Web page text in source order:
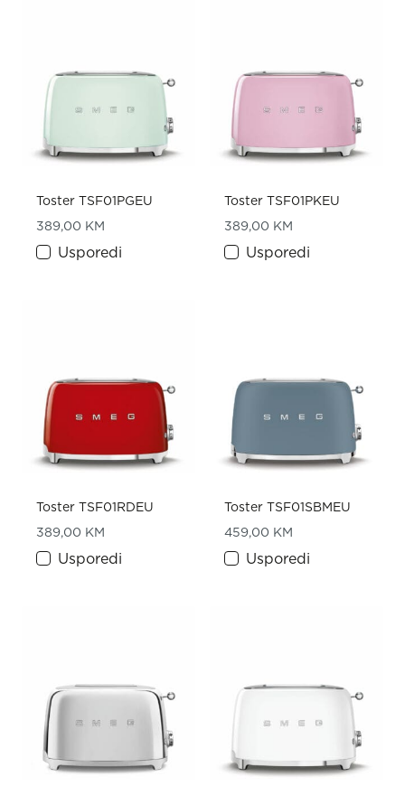
Toster TSF01PGEU
389,00 KM
Usporedi
Toster TSF01PKEU
389,00 KM
Usporedi
Toster TSF01RDEU
389,00 KM
Usporedi
Toster TSF01SBMEU
459,00 KM
Usporedi